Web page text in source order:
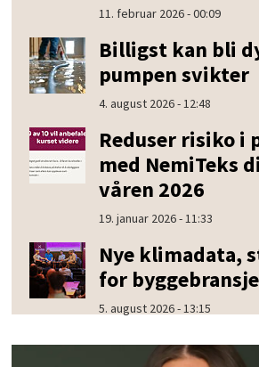
11. februar 2026 - 00:09
Billigst kan bli
pumpen svikter
4. august 2026 - 12:48
Reduser risiko i
med NemiTeks
våren 2026
19. januar 2026 - 11:33
Nye klimadata,
for
5. august 2026 - 13:15